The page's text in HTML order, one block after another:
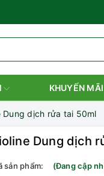
KHUYẾN MÃI
Dung dịch rửa tai 50ml
Dung dịch
sản phẩm:
(Đang cập